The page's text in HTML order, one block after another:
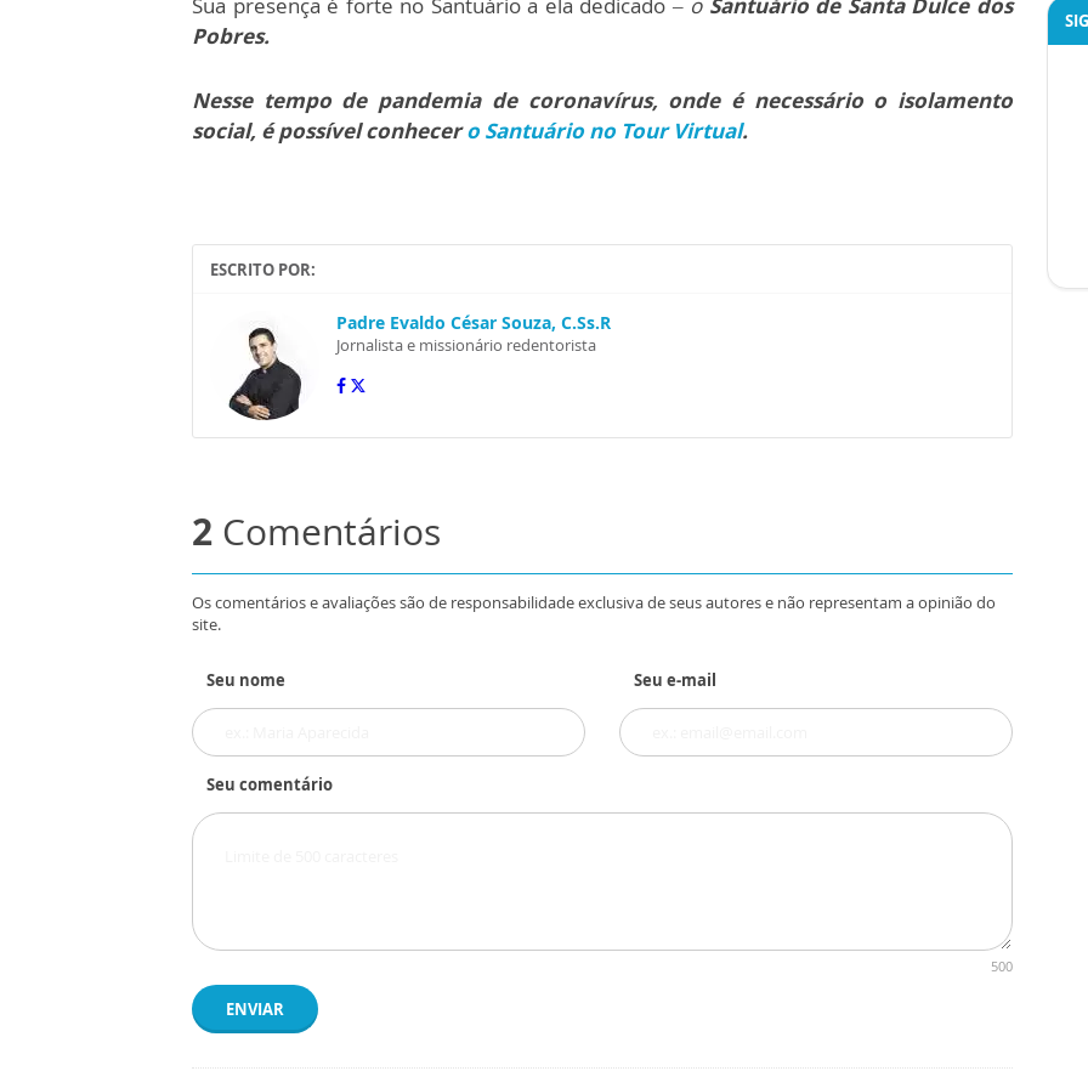
Pobres.
Nesse tempo de pandemia de coronavírus, onde é necessário o isolamento
social, é possível conhecero Santuário no Tour Virtual.
ESCRITO POR:
Padre Evaldo César Souza, C.Ss.R
Jornalista e missionário redentorista
2 Comentários
Os comentários e avaliações são de responsabilidade exclusiva de seus autores e não representam a opinião do
site.
Seu nome Seu e-mail
Seu comentário
500
ENVIAR